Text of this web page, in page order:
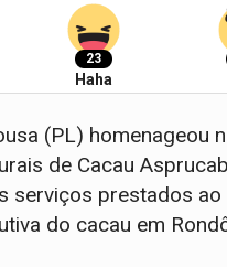
23
Haha
(PL)
de Cacau
serviços prestados
do cacau em